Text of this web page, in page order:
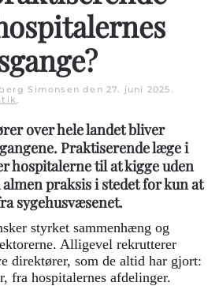
Simonsen den 27. juni 2025.
.
over hele landet bliver
Praktiserende læge i
hospitalerne til at kigge uden
praksis i stedet for kun at
sygehusvæsenet.
styrket sammenhæng og
Alligevel rekrutterer
direktører, som de altid har gjort:
fra hospitalernes afdelinger.